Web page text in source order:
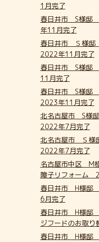
1月完了
春日井市 S様邸
年11月完了
春日井市 Ｓ様
2022年11月完了
春日井市 S様邸
11月完了
春日井市 S様邸
2023年11月完了
北名古屋市 S様
2022年7月完了
北名古屋市 Ｓ様
2022年7月完了
名古屋市中区 M
障子リフォーム
春日井市 H様邸
6月完了
春日井市 H様邸
ジフードのお取
春日井市 H様邸